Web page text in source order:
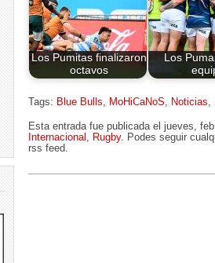
Los Pumitas finalizaron
octavos
Los
Tags: Blue Bulls, MoHiCaNoS, Noticias,
Esta entrada fue publicada el jueves,
Internacional , Rugby. Podes seguir
rss feed.